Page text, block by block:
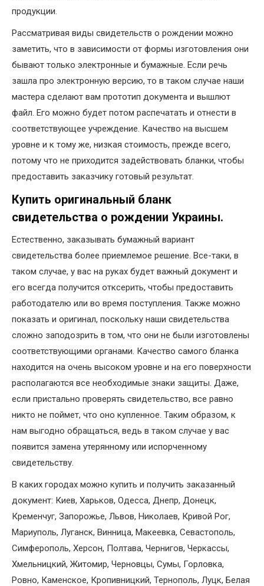
продукции.
Рассматривая виды свидетельств о рождении можно
заметить, что в зависимости от формы изготовления они
бывают только электронные и бумажные. Если речь
зашла про электронную версию, то в таком случае наши
мастера сделают вам прототип документа и вышлют
файл. Его можно будет потом распечатать и отнести в
соответствующее учреждение. Качество на высшем
уровне и к тому же, низкая стоимость, прежде всего,
потому что не приходится задействовать бланки, чтобы
предоставить заказчику готовый результат.
Купить оригинальный бланк
свидетельства о рождении Украины.
Естественно, заказывать бумажный вариант
свидетельства более приемлемое решение. Все-таки, в
таком случае, у вас на руках будет важный документ и
его всегда получится отксерить, чтобы предоставить
работодателю или во время поступления. Также можно
показать и оригинал, поскольку наши свидетельства
сложно заподозрить в том, что они не были изготовлены
соответствующими органами. Качество самого бланка
находится на очень высоком уровне и на его поверхности
располагаются все необходимые знаки защиты. Даже,
если пристально проверять свидетельство, все равно
никто не поймет, что оно купленное. Таким образом, к
нам выгодно обращаться, ведь в таком случае у вас
появится замена утерянному или испорченному
свидетельству.
В каких городах можно купить и получить заказанный
документ: Киев, Харьков, Одесса, Днепр, Донецк,
Кременчуг, Запорожье, Львов, Николаев, Кривой Рог,
Мариуполь, Луганск, Винница, Макеевка, Севастополь,
Симферополь, Херсон, Полтава, Чернигов, Черкассы,
Хмельницкий, Житомир, Черновцы, Сумы, Горловка,
Ровно, Каменское, Кропивницкий, Тернополь, Луцк, Белая